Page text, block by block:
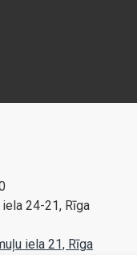
iela 24-21, Rīga
iela 21, Rīga